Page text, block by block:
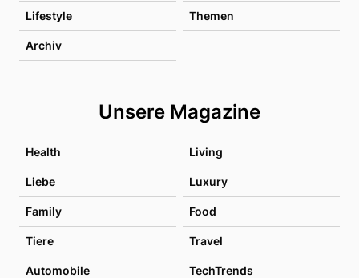
Lifestyle Themen
Archiv
Unsere Magazine
Health Living
Liebe Luxury
Family Food
Tiere Travel
Automobile TechTrends